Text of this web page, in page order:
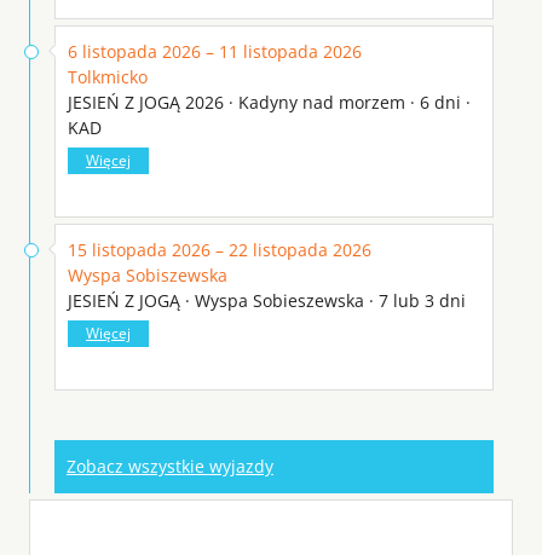
6 listopada 2026 – 11 listopada 2026
Tolkmicko
JESIEŃ Z JOGĄ 2026 · Kadyny nad morzem · 6 dni ·
KAD
Więcej
15 listopada 2026 – 22 listopada 2026
Wyspa Sobiszewska
JESIEŃ Z JOGĄ · Wyspa Sobieszewska · 7 lub 3 dni
Więcej
Zobacz wszystkie wyjazdy